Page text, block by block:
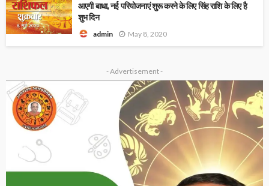
आएगी बाधा, नई परियोजनाएं शुरू करने के लिए सिंह राशि के लिए है
शुभ दिन
admin May 8, 2020
- Advertisement -